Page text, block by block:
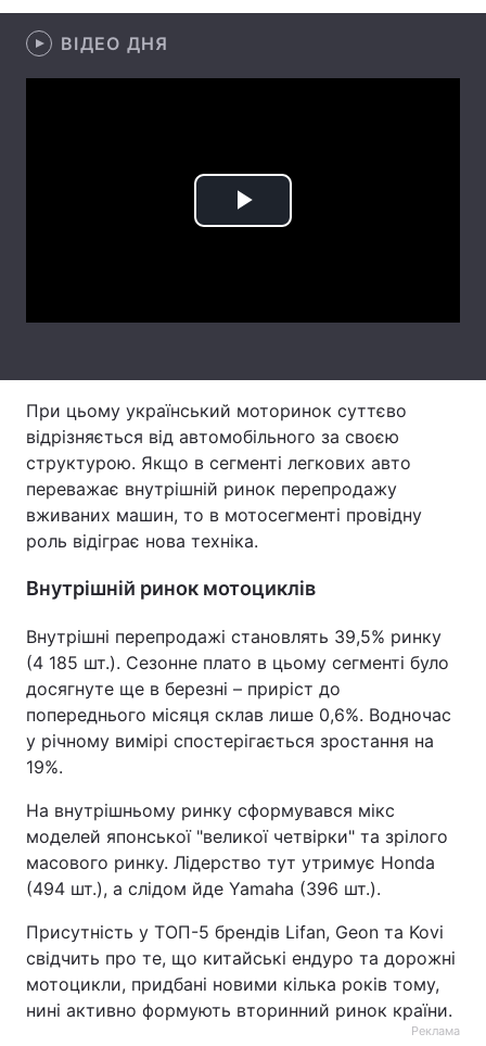
Відео з Youtube
Тема оформлення
ВІДЕО ДНЯ
Play
При цьому український моторинок суттєво
відрізняється від автомобільного за своєю
структурою. Якщо в сегменті легкових авто
переважає внутрішній ринок перепродажу
вживаних машин, то в мотосегменті провідну
роль відіграє нова техніка.
Внутрішній ринок мотоциклів
Внутрішні перепродажі становлять 39,5% ринку
(4 185 шт.). Сезонне плато в цьому сегменті було
досягнуте ще в березні – приріст до
попереднього місяця склав лише 0,6%. Водночас
у річному вимірі спостерігається зростання на
19%.
На внутрішньому ринку сформувався мікс
моделей японської "великої четвірки" та зрілого
масового ринку. Лідерство тут утримує Honda
(494 шт.), а слідом йде Yamaha (396 шт.).
Присутність у ТОП-5 брендів Lifan, Geon та Kovi
свідчить про те, що китайські ендуро та дорожні
мотоцикли, придбані новими кілька років тому,
нині активно формують вторинний ринок країни.
Реклама